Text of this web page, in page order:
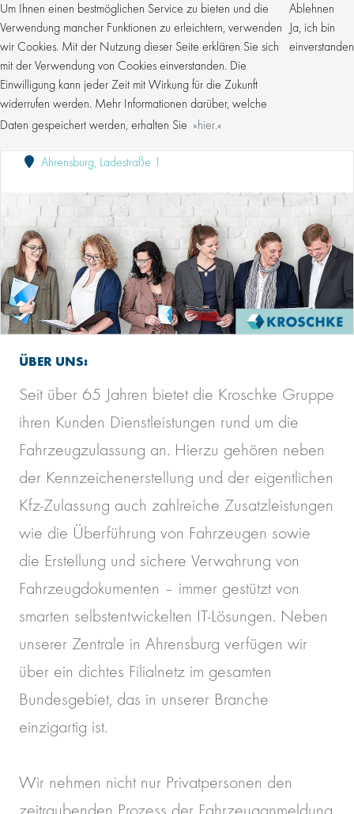
Um Ihnen einen bestmöglichen Service zu bieten und die
Verwendung mancher Funktionen zu erleichtern, verwenden
wir Cookies. Mit der Nutzung dieser Seite erklären Sie sich
mit der Verwendung von Cookies einverstanden. Die
Einwilligung kann jeder Zeit mit Wirkung für die Zukunft
widerrufen werden. Mehr Informationen darüber, welche
Daten gespeichert werden, erhalten Sie
hier.
Ablehnen
Ja, ich bin
einverstanden
MITARBEITER AUFTRAGSVORBEREITUNG (M/W/D)
FÜR DIE KFZ-ZULASSUNG
Ahrensburg, Ladestraße 1
ÜBER UNS:
Seit über 65 Jahren bietet die Kroschke Gruppe
ihren Kunden Dienstleistungen rund um die
Fahrzeugzulassung an. Hierzu gehören neben
der Kennzeichenerstellung und der eigentlichen
Kfz-Zulassung auch zahlreiche Zusatzleistungen
wie die Überführung von Fahrzeugen sowie
die Erstellung und sichere Verwahrung von
Fahrzeugdokumenten – immer gestützt von
smarten selbstentwickelten IT-Lösungen. Neben
unserer Zentrale in Ahrensburg verfügen wir
über ein dichtes Filialnetz im gesamten
Bundesgebiet, das in unserer Branche
einzigartig ist.
Wir nehmen nicht nur Privatpersonen den
zeitraubenden Prozess der Fahrzeuganmeldung